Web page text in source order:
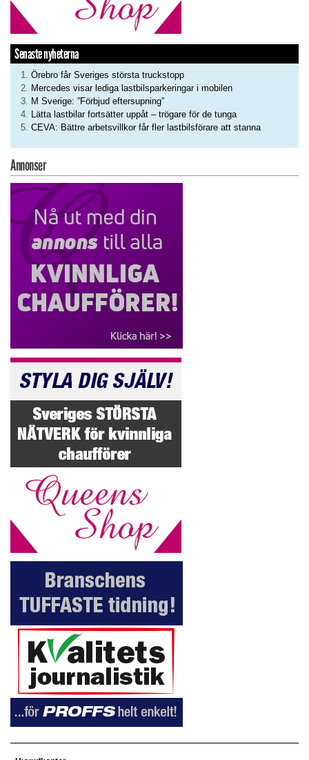
Senaste nyheterna
Örebro får Sveriges största truckstopp
Mercedes visar lediga lastbilsparkeringar i mobilen
M Sverige: ”Förbjud eftersupning”
Lätta lastbilar fortsätter uppåt – trögare för de tunga
CEVA: Bättre arbetsvillkor får fler lastbilsförare att stanna
Annonser